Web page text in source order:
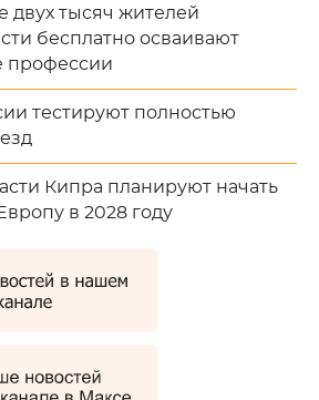
двух тысяч жителей
бесплатно осваивают
профессии
тестируют полностью
Кипра планируют начать
в 2028 году